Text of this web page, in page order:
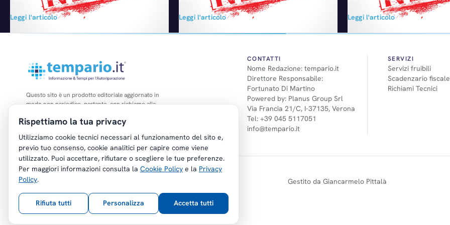
che scatteranno il prossimo 6 maggio
vengono giudicati dal Presidente Filippo
mercato dei privati. "Le risorse - ha aggiunto
Pavan Bernacchi - sono ridottissime e per le
aziende…
Leggi l'articolo
Piena conferma ai rumors che circolavano da
settimane nel mercato francese. Con un
distribuzione indipendente Laurent, con una
Leggi l'articolo
Giulia, Volkswagen Tiguan e
e tre le vetture hanno superato
passiva per gli…
Leggi l'articolo
Questo sito è un prodotto editoriale aggiornato in
modo non periodico, pertanto, con richiamo alla
obblighi di registrazione di cui all'art. 5 della L.
CONTATTI
Nome Redazione: tempario.it
Direttore Responsabile:
Fortunato Di Martino
Powered by: Planus Group Srl
Via Francia 21/C, I-37135, Verona
Tel: +39 045 5117051
info@tempario.it
SERVIZI
Servizi fruibili
Scadenzario fiscale
Richiami Tecnici
Planus Group Srl - P.I. IT03584100238
Gestito da Giancarmelo Pittalà
Rispettiamo la tua privacy
Utilizziamo cookie tecnici necessari al funzionamento del sito e,
previo tuo consenso, cookie analitici per capire come viene
utilizzato. Puoi accettare, rifiutare o scegliere le tue preferenze.
Per maggiori informazioni consulta la Cookie Policy e la Privacy
Policy.
Rifiuta tutti Personalizza Accetta tutti